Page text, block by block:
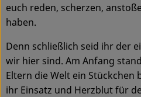
euch reden, scherzen,
haben.
Denn schließlich seid ihr der
wir hier sind. Am Anfang
Eltern die Welt ein Stückchen
ihr Einsatz und Herzblut für